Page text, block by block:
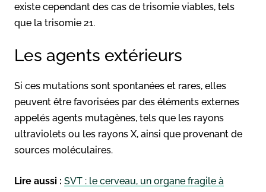
existe cependant des cas de trisomie viables, tels
que la trisomie 21.
Les agents extérieurs
Si ces mutations sont spontanées et rares, elles
peuvent être favorisées par des éléments externes
appelés agents mutagènes, tels que les rayons
ultraviolets ou les rayons X, ainsi que provenant de
sources moléculaires.
Lire aussi : SVT : le cerveau, un organe fragile à